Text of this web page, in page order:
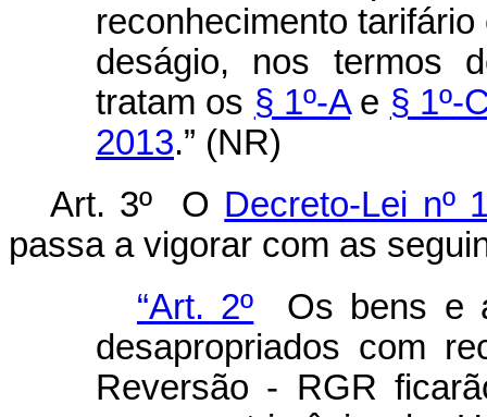
reconhecimento
deságio, nos termos
tratam os § 1º-Ae § 1º-
2013.” (NR)
Art. 3º O Decreto-Lei nº
passa a vigorar com as
“Art. 2º Os bens e
desapropriados com
Reversão - RGR